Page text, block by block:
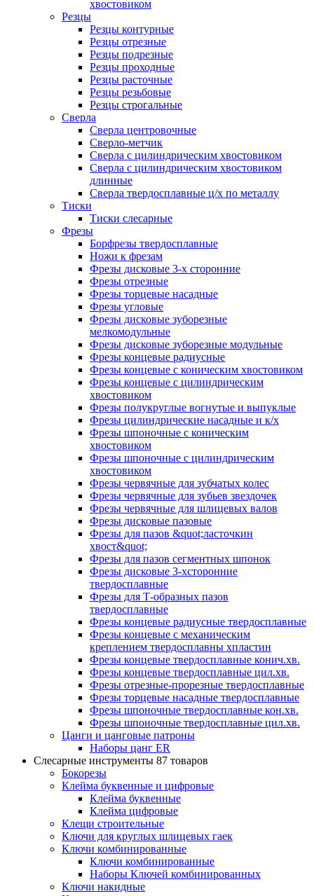
хвостовиком
Резцы
Резцы контурные
Резцы отрезные
Резцы подрезные
Резцы проходные
Резцы расточные
Резцы резьбовые
Резцы строгальные
Сверла
Сверла центровочные
Сверло-метчик
Сверла с цилиндрическим хвостовиком
Сверла с цилиндрическим хвостовиком
длинные
Сверла твердосплавные ц/х по металлу
Тиски
Тиски слесарные
Фрезы
Борфрезы твердосплавные
Ножи к фрезам
Фрезы дисковые 3-х сторонние
Фрезы отрезные
Фрезы торцевые насадные
Фрезы угловые
Фрезы дисковые зуборезные
мелкомодульные
Фрезы дисковые зуборезные модульные
Фрезы концевые радиусные
Фрезы концевые с коническим хвостовиком
Фрезы концевые с цилиндрическим
хвостовиком
Фрезы полукруглые вогнутые и выпуклые
Фрезы цилиндрические насадные и к/х
Фрезы шпоночные с коническим
хвостовиком
Фрезы шпоночные с цилиндрическим
хвостовиком
Фрезы червячные для зубчатых колес
Фрезы червячные для зубьев звездочек
Фрезы червячные для шлицевых валов
Фрезы дисковые пазовые
Фрезы для пазов &quot;ласточкин
хвост&quot;
Фрезы для пазов сегментных шпонок
Фрезы дисковые 3-хсторонние
твердосплавные
Фрезы для Т-образных пазов
твердосплавные
Фрезы концевые радиусные твердосплавные
Фрезы концевые с механическим
креплением твердосплавны хпластин
Фрезы концевые твердосплавные конич.хв.
Фрезы концевые твердосплавные цил.хв.
Фрезы отрезные-прорезные твердосплавные
Фрезы торцевые насадные твердосплавные
Фрезы шпоночные твердосплавные кон.хв.
Фрезы шпоночные твердосплавные цил.хв.
Цанги и цанговые патроны
Наборы цанг ER
Слесарные инструменты 87 товаров
Бокорезы
Клейма буквенные и цифровые
Клейма буквенные
Клейма цифровые
Клещи строительные
Ключи для круглых шлицевых гаек
Ключи комбинированные
Ключи комбинированные
Наборы Ключей комбинированных
Ключи накидные